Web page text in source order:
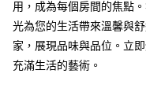
相關說明
【關於「AFTEE先享後付」】
AFTEE先享後付是「在收到
便利好安心！
１．簡單：不需註冊會員、不
用，成為每個房間的焦點
光為您的生活帶來溫馨與
家，展現品味與品位。立
充滿生活的藝術。